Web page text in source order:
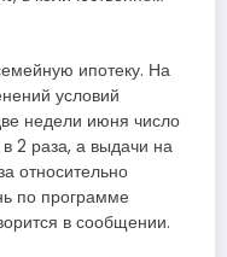
ипотеку. На
условий
недели июня число
2 раза, а выдачи на
относительно
по программе
в сообщении.